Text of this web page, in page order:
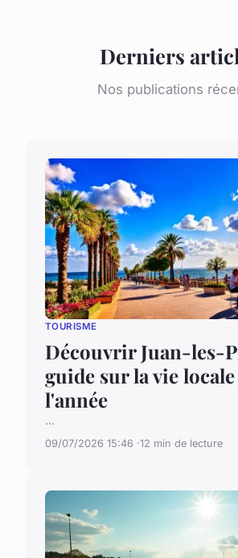
Derniers
Nos publications
TOURISME
Découvrir Juan-les-
guide sur la vie
l'année
...
09/07/2026 15:46 12 min de lecture